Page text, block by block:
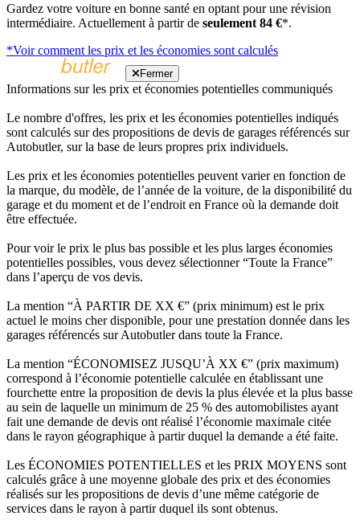
Gardez votre voiture en bonne santé en optant pour une révision
intermédiaire. Actuellement à partir de seulement 84 €*.
*Voir comment les prix et les économies sont calculés
Fermer
Informations sur les prix et économies potentielles communiqués
Le nombre d'offres, les prix et les économies potentielles indiqués
sont calculés sur des propositions de devis de garages référencés sur
Autobutler, sur la base de leurs propres prix individuels.
Les prix et les économies potentielles peuvent varier en fonction de
la marque, du modèle, de l’année de la voiture, de la disponibilité du
garage et du moment et de l’endroit en France où la demande doit
être effectuée.
Pour voir le prix le plus bas possible et les plus larges économies
potentielles possibles, vous devez sélectionner “Toute la France”
dans l’aperçu de vos devis.
La mention “À PARTIR DE XX €” (prix minimum) est le prix
actuel le moins cher disponible, pour une prestation donnée dans les
garages référencés sur Autobutler dans toute la France.
La mention “ÉCONOMISEZ JUSQU’À XX €” (prix maximum)
correspond à l’économie potentielle calculée en établissant une
fourchette entre la proposition de devis la plus élevée et la plus basse
au sein de laquelle un minimum de 25 % des automobilistes ayant
fait une demande de devis ont réalisé l’économie maximale citée
dans le rayon géographique à partir duquel la demande a été faite.
Les ÉCONOMIES POTENTIELLES et les PRIX MOYENS sont
calculés grâce à une moyenne globale des prix et des économies
réalisés sur les propositions de devis d’une même catégorie de
services dans le rayon à partir duquel ils sont obtenus.